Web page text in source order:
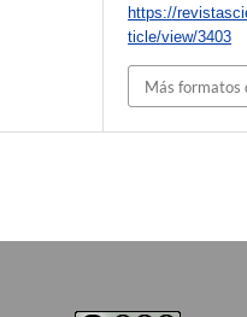
https://
ticle/view/3403
Más formatos